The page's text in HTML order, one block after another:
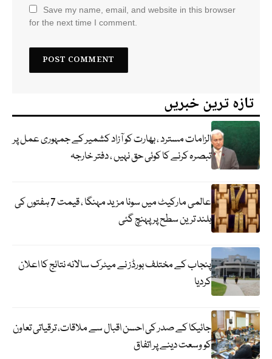
Save my name, email, and website in this browser
for the next time I comment.
تازہ ترین خبریں
الزامات مسترد ، بھارت کو آزاد کشمیر کے جمہوری عمل پر
تبصرہ کرنے کا کوئی حق نہیں ، دفتر خارجہ
عالمی مارکیٹ میں سونا مزید مہنگا ، قیمت 7 ہفتوں کی
بلند ترین سطح پر پہنچ گئی
پنجاب کے مختلف بورڈز نے میٹرک سالانہ نتائج کا اعلان
کردیا
جائیکا کے صدر کی احسن اقبال سے ملاقات، ترقیاتی تعاون
کو وسعت دینے پر اتفاق